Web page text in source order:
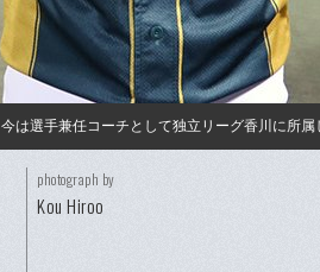
は選手兼任コーチとして独立リーグ香川に所属
photograph by
Kou Hiroo